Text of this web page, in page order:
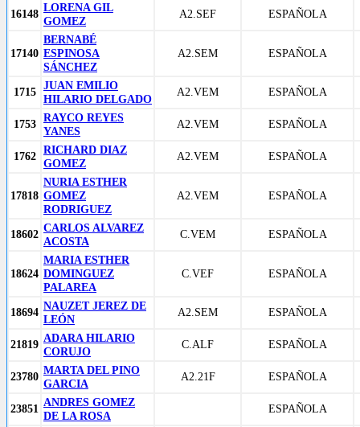
16148 LORENA GIL
GOMEZ
A2.SEF ESPAÑOLA
17140
BERNABÉ
ESPINOSA
SÁNCHEZ
A2.SEM ESPAÑOLA
1715 JUAN EMILIO
HILARIO DELGADO
A2.VEM ESPAÑOLA
1753 RAYCO REYES
YANES
A2.VEM ESPAÑOLA
1762 RICHARD DIAZ
GOMEZ
A2.VEM ESPAÑOLA
17818
NURIA ESTHER
GOMEZ
RODRIGUEZ
A2.VEM ESPAÑOLA
18602 CARLOS ALVAREZ
ACOSTA
C.VEM ESPAÑOLA
18624
MARIA ESTHER
DOMINGUEZ
PALAREA
C.VEF ESPAÑOLA
18694 NAUZET JEREZ DE
LEÓN
A2.SEM ESPAÑOLA
21819 ADARA HILARIO
CORUJO
C.ALF ESPAÑOLA
23780 MARTA DEL PINO
GARCIA
A2.21F ESPAÑOLA
23851 ANDRES GOMEZ
DE LA ROSA
ESPAÑOLA